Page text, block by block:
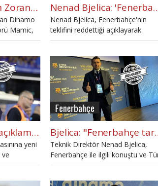
Hapis cezası alan Zoran Mamic görevinden istifa etti
Dinamo
Mamic,
Nenad Bjelica:
Nenad Bjelica, Fenerbahçe'nin
teklifini reddettiği açıklayarak
gerekçelerini söyledi.
Bjelica'dan yeni açıklama: 'Fenerbahçe ile Çarşamba görüştüm'
yeni
ve
kez
Fenerbahçe
Bjelica:
Teknik Direktör Nenad Bjelica,
Fenerbahçe ile ilgili konuştu ve
gazetecilerin taraftarların kendisini